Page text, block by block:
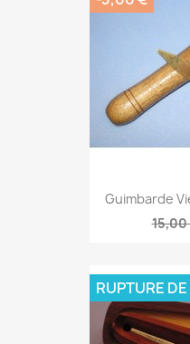
Guimbarde
15,00
RUPTURE